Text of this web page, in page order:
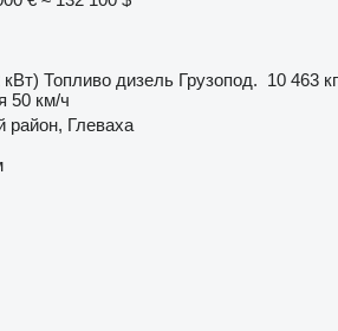
кВт) Топливо дизель Грузопод. 10 463 кг
50 км/ч
район, Глеваха